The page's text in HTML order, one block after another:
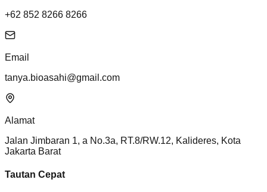
+62 852 8266 8266
Email
tanya.bioasahi@gmail.com
Alamat
Jalan Jimbaran 1, a No.3a, RT.8/RW.12, Kalideres, Kota
Jakarta Barat
Tautan Cepat